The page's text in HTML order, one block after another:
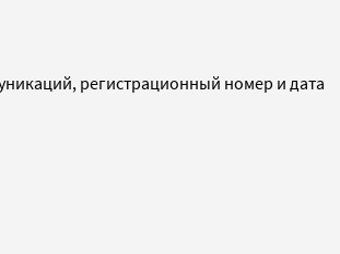
регистрационный номер и дата